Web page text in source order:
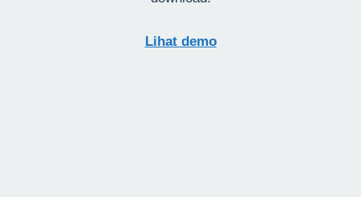
Lihat demo